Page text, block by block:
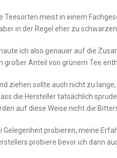
Teesorten meist in einem
in der Regel eher zu
ich also genauer auf die
großer Anteil von grünem Tee
ziehen sollte auch nicht zu
die Hersteller tatsächlich
auf diese Weise nicht die
Gelegenheit probieren, meine
probiere bevor ich dann